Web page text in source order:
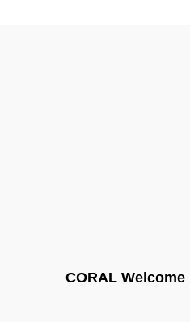
CORAL Welcome